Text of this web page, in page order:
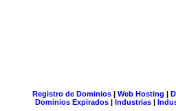
Registro de Dominios| Web Hosting |
Dominios Expirados | Industrias |